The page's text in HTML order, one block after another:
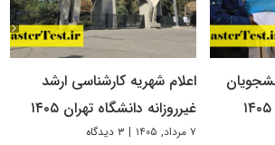
اعلام شهریه کارشناسی ارشد
غیرروزانه دانشگاه تهران ۱۴۰۵
۷ مرداد, ۱۴۰۵ | ۳ دیدگاه